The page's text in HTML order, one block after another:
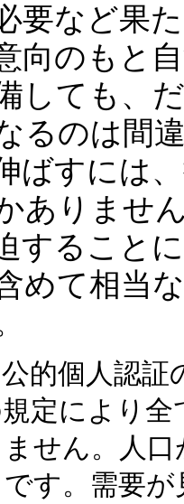
要など果
向のもと
しても、
るのは間
ばすには
ありませ
すること
めて相当
個人認証
定により
せん。人
す。需要